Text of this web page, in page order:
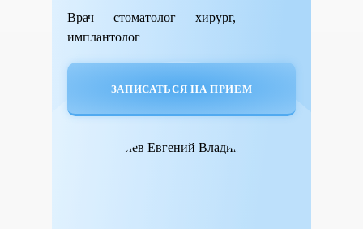
Врач — стоматолог — хирург,
имплантолог
ЗАПИСАТЬСЯ НА ПРИЕМ